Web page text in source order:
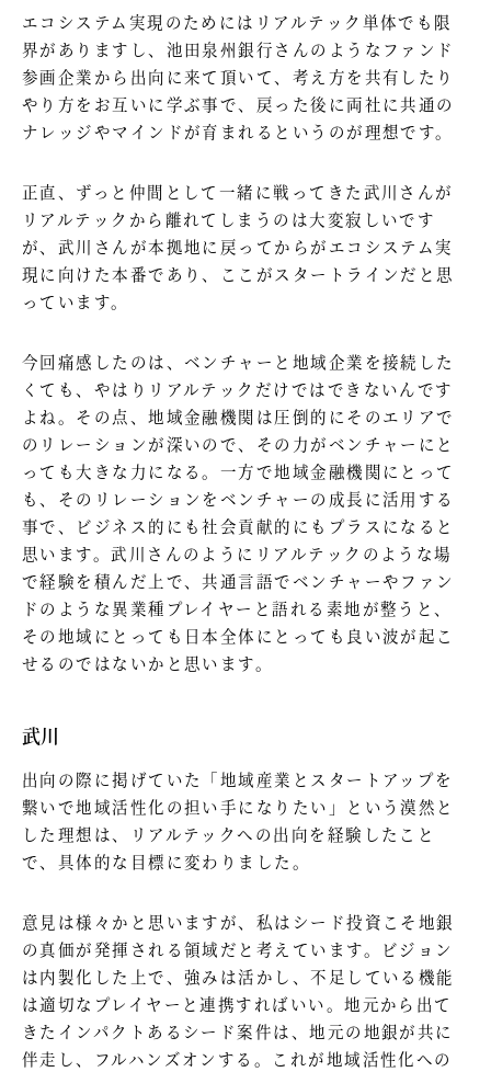
エコシステム実現のためにはリアルテック単体でも限
界がありますし、池田泉州銀行さんのようなファンド
参画企業から出向に来て頂いて、考え方を共有したり
やり方をお互いに学ぶ事で、戻った後に両社に共通の
ナレッジやマインドが育まれるというのが理想です。
正直、ずっと仲間として一緒に戦ってきた武川さんが
リアルテックから離れてしまうのは大変寂しいです
が、武川さんが本拠地に戻ってからがエコシステム実
現に向けた本番であり、ここがスタートラインだと思
っています。
今回痛感したのは、ベンチャーと地域企業を接続した
くても、やはりリアルテックだけではできないんです
よね。その点、地域金融機関は圧倒的にそのエリアで
のリレーションが深いので、その力がベンチャーにと
っても大きな力になる。一方で地域金融機関にとって
も、そのリレーションをベンチャーの成長に活用する
事で、ビジネス的にも社会貢献的にもプラスになると
思います。武川さんのようにリアルテックのような場
で経験を積んだ上で、共通言語でベンチャーやファン
ドのような異業種プレイヤーと語れる素地が整うと、
その地域にとっても日本全体にとっても良い波が起こ
せるのではないかと思います。
武川
出向の際に掲げていた「地域産業とスタートアップを
繋いで地域活性化の担い手になりたい」という漠然と
した理想は、リアルテックへの出向を経験したこと
で、具体的な目標に変わりました。
意見は様々かと思いますが、私はシード投資こそ地銀
の真価が発揮される領域だと考えています。ビジョン
は内製化した上で、強みは活かし、不足している機能
は適切なプレイヤーと連携すればいい。地元から出て
きたインパクトあるシード案件は、地元の地銀が共に
伴走し、フルハンズオンする。これが地域活性化への